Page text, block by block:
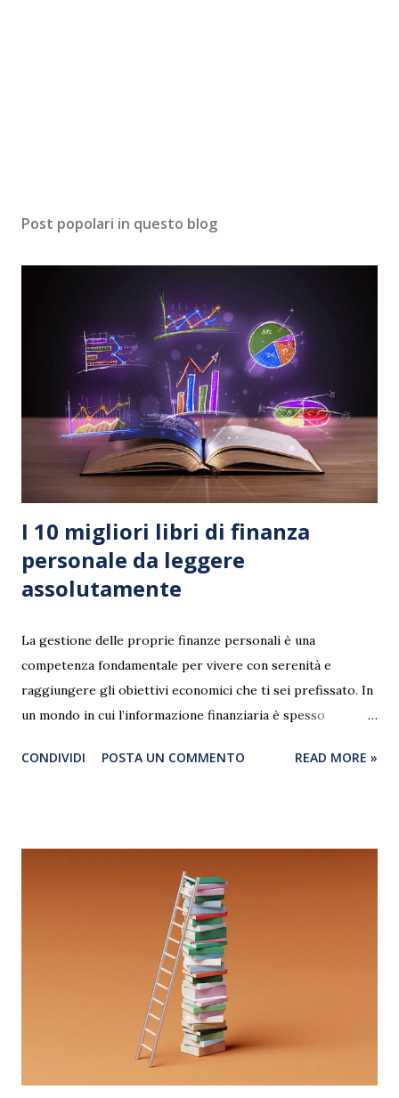
Post popolari in questo blog
I 10 migliori libri di finanza
personale da leggere
assolutamente
La gestione delle proprie finanze personali è una
competenza fondamentale per vivere con serenità e
raggiungere gli obiettivi economici che ti sei prefissato. In
un mondo in cui l’informazione finanziaria è spesso
preziosa di conoscenza affidabile e approfondita. Scegliere
finanza personale da leggere assolutamente , tra classici
intramontabili e testi moderni, con un approfondimento sui
temi principali, il pubblico a cui sono rivolti e i motivi per
cui vale la pena leggerli. Perché leggere libri di finanza
personale? Prima di entrare nel dettaglio dei titoli, è
importante capire perché leggere libri di finanza personale
è un investimento irrinunciabile. Avere una solida
educazione finanziaria ti permet...
CONDIVIDI POSTA UN COMMENTO READ MORE »